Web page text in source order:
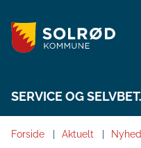
SERVICE OG
Forside Aktuelt